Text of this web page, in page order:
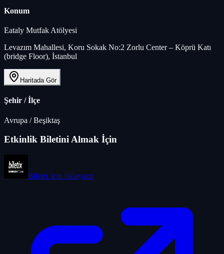
Konum
Eataly Mutfak Atölyesi
Levazım Mahallesi, Koru Sokak No:2 Zorlu Center – Köprü Katı
(bridge Floor), İstanbul
Haritada Gör
Şehir / İlçe
Avrupa /Beşiktaş
Etkinlik Biletini Almak İçin
Biletix için tıklayınız